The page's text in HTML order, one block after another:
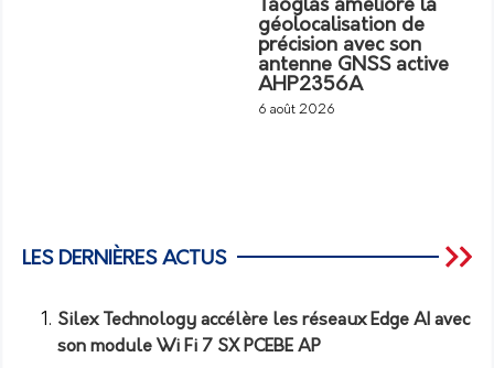
Taoglas améliore la
géolocalisation de
précision avec son
antenne GNSS active
AHP2356A
6 août 2026
LES DERNIÈRES ACTUS
Silex Technology accélère les réseaux Edge AI avec
son module Wi Fi 7 SX PCEBE AP